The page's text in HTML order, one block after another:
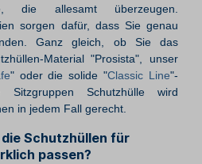
die allesamt überzeugen.
sorgen dafür, dass Sie genau
Ganz gleich, ob Sie das
Material "Prosista", unser
" oder die solide "Classic Line"-
Sitzgruppen Schutzhülle wird
in jedem Fall gerecht.
Schutzhüllen für
passen?